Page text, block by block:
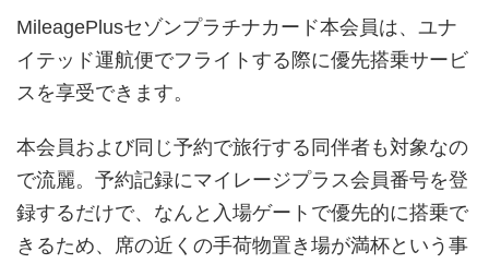
MileagePlusセゾンプラチナカード本会員は、ユナ
イテッド運航便でフライトする際に優先搭乗サービ
スを享受できます。
本会員および同じ予約で旅行する同伴者も対象なの
で流麗。予約記録にマイレージプラス会員番号を登
録するだけで、なんと入場ゲートで優先的に搭乗で
きるため、席の近くの手荷物置き場が満杯という事